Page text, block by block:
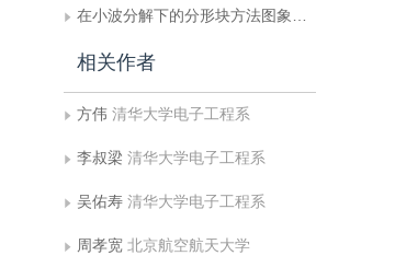
在小波分解下的分形块方法图象编码
相关作者
方伟 清华大学电子工程系
李叔梁 清华大学电子工程系
吴佑寿 清华大学电子工程系
周孝宽 北京航空航天大学